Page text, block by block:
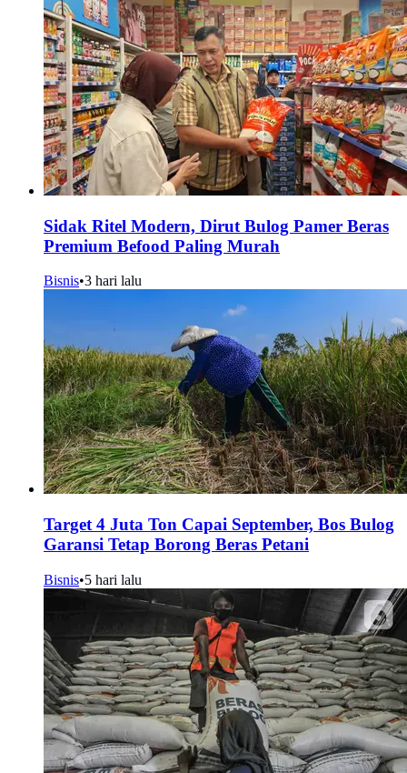
Sidak Ritel Modern, Dirut Bulog Pamer Beras
Premium Befood Paling Murah
Bisnis•3 hari lalu
Target 4 Juta Ton Capai September, Bos Bulog
Garansi Tetap Borong Beras Petani
Bisnis•5 hari lalu